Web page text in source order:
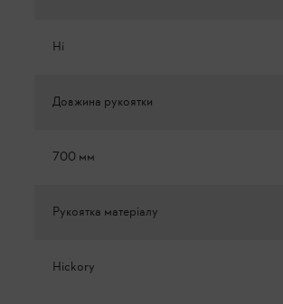
Ні
Довжина рукоятки
700 мм
Рукоятка матеріалу
Hickory